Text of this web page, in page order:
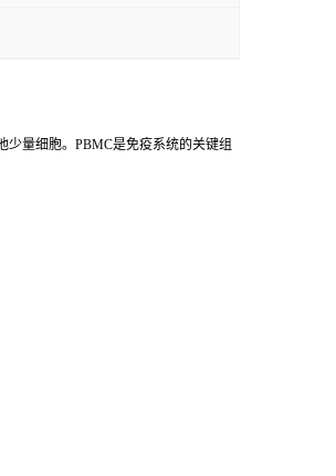
少量细胞。PBMC是免疫系统的关键组